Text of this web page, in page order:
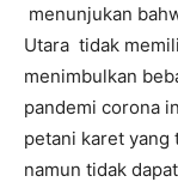
menunjukan
Utara tidak
menimbulkan
pandemi corona
petani karet
namun tidak